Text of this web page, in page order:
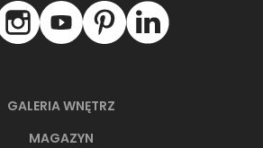
GALERIA WNĘTRZ
MAGAZYN